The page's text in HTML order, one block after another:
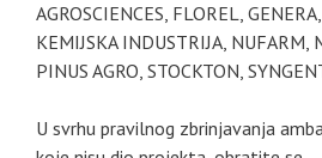
AGROSCIENCES, FLOREL,
KEMIJSKA INDUSTRIJA, NUFARM,
PINUS AGRO, STOCKTON,
U svrhu pravilnog zbrinjavanja